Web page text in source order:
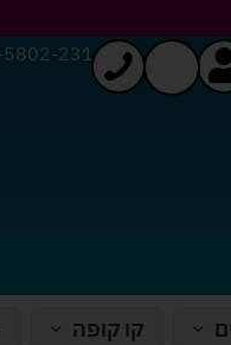
5802-231
קו קופה